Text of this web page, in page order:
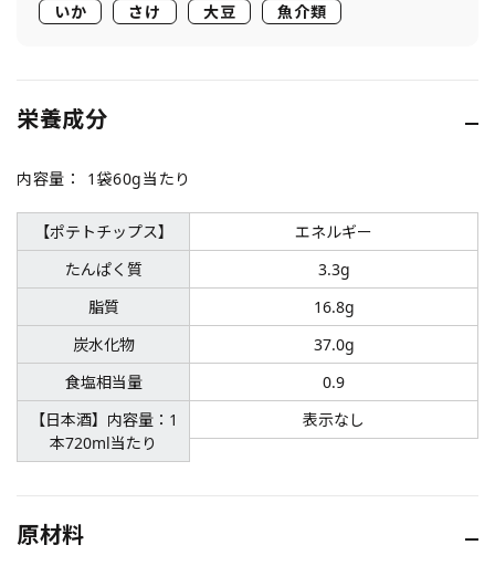
いか
さけ 大豆 魚介類
栄養成分
内容量： 1袋60g当たり
【ポテトチップス】
たんぱく質
脂質
炭水化物
食塩相当量
【日本酒】内容量：1
本720ml当たり
エネルギー
3.3g
16.8g
37.0g
0.9
表示なし
原材料